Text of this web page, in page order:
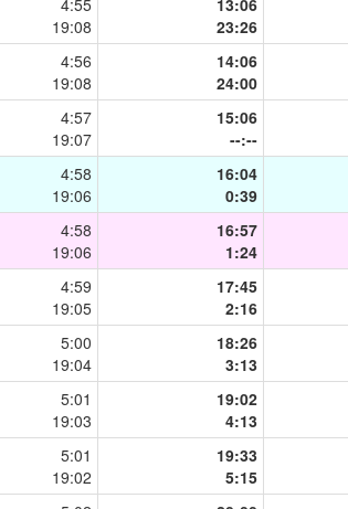
4:55
19:08
13:06
23:26
4:56
19:08
14:06
24:00
4:57
19:07
15:06
--:--
4:58
19:06
16:04
0:39
4:58
19:06
16:57
1:24
4:59
19:05
17:45
2:16
5:00
19:04
18:26
3:13
5:01
19:03
19:02
4:13
5:01
19:02
19:33
5:15